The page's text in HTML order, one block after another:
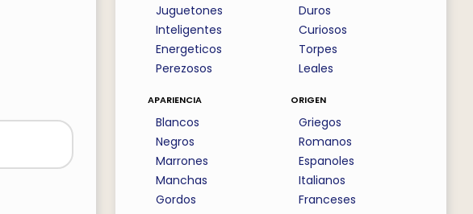
Juguetones
Inteligentes
Energeticos
Perezosos
Duros
Curiosos
Torpes
Leales
apariencia
Blancos
Negros
Marrones
Manchas
Gordos
origen
Griegos
Romanos
Espanoles
Italianos
Franceses